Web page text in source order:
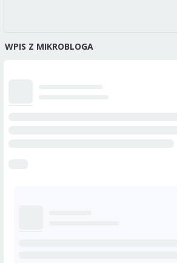
WPIS Z MIKROBLOGA